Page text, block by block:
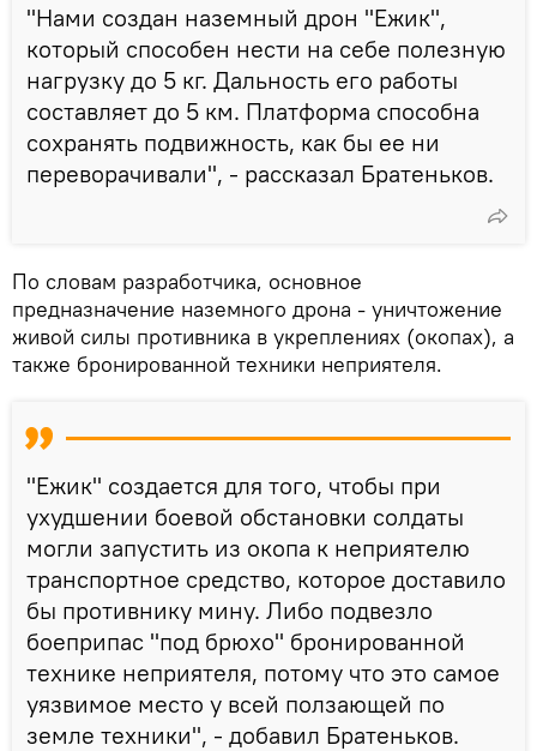
"Нами создан наземный дрон "Ежик",
который способен нести на себе полезную
нагрузку до 5 кг. Дальность его работы
составляет до 5 км. Платформа способна
сохранять подвижность, как бы ее ни
переворачивали", - рассказал Братеньков.
По словам разработчика, основное
предназначение наземного дрона - уничтожение
живой силы противника в укреплениях (окопах), а
также бронированной техники неприятеля.
"Ежик" создается для того, чтобы при
ухудшении боевой обстановки солдаты
могли запустить из окопа к неприятелю
транспортное средство, которое доставило
бы противнику мину. Либо подвезло
боеприпас "под брюхо" бронированной
технике неприятеля, потому что это самое
уязвимое место у всей ползающей по
земле техники", - добавил Братеньков.